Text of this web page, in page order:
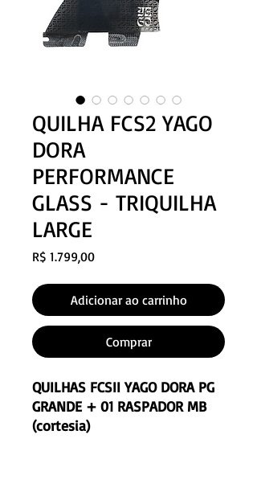
QUILHA FCS2 YAGO
DORA
PERFORMANCE
GLASS - TRIQUILHA
LARGE
R$ 1.799,00Preço
Adicionar ao carrinho
Comprar
QUILHAS FCSII YAGO DORA PG
GRANDE + 01 RASPADOR MB
(cortesia)